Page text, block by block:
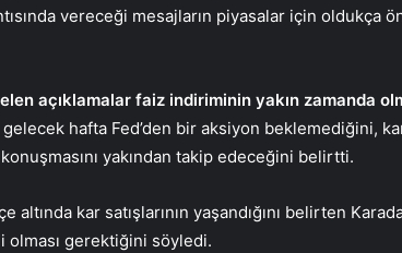
vereceği mesajların piyasalar için oldukça
açıklamalar faiz indiriminin yakın zamanda
gelecek hafta Fed’den bir aksiyon beklemediğini,
konuşmasını yakından takip edeceğini belirtti.
kar satışlarının yaşandığını belirten
olması gerektiğini söyledi.